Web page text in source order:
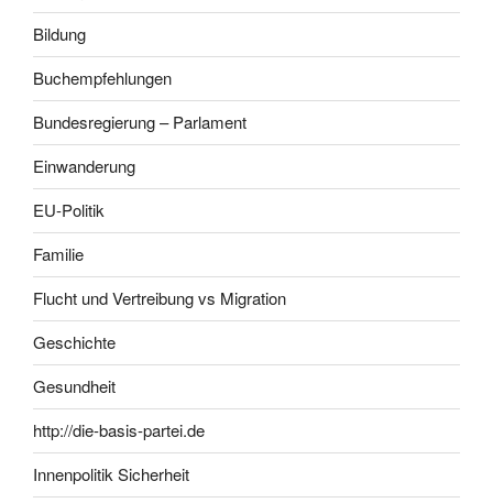
Bildung
Buchempfehlungen
Bundesregierung – Parlament
Einwanderung
EU-Politik
Familie
Flucht und Vertreibung vs Migration
Geschichte
Gesundheit
http://die-basis-partei.de
Innenpolitik Sicherheit